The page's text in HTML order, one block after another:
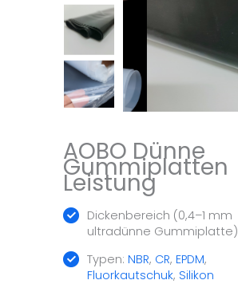
AOBO Dünne
Gummiplatten
Leistung
Dickenbereich (0,4–1 mm
ultradünne Gummiplatte)
Typen: NBR, CR, EPDM,
Fluorkautschuk, Silikon